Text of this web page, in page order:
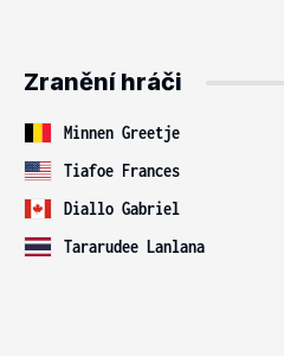
Zranění hráči
Minnen Greetje
Tiafoe Frances
Diallo Gabriel
Tararudee Lanlana